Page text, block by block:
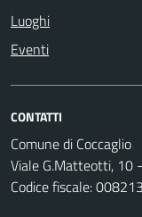
Luoghi
Eventi
CONTATTI
Comune di Coccaglio
Viale G.Matteotti, 10
Codice fiscale: